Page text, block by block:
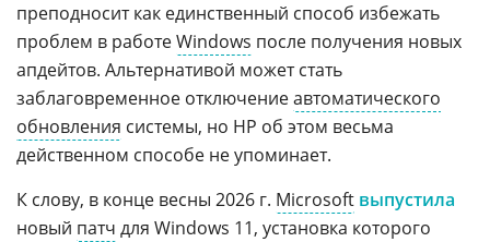
преподносит как единственный способ избежать
проблем в работеWindows после получения новых
апдейтов. Альтернативой может стать
заблаговременное отключениеавтоматического
обновления системы, но HP об этом весьма
действенном способе не упоминает.
К слову, в конце весны 2026 г. Microsoft выпустила
новый патч для Windows 11, установка которого